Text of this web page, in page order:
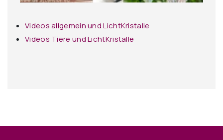
Videos allgemein und LichtKristalle
Videos Tiere und LichtKristalle